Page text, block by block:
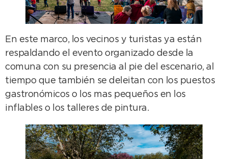
En este marco, los vecinos y turistas ya están
respaldando el evento organizado desde la
comuna con su presencia al pie del escenario, al
tiempo que también se deleitan con los puestos
gastronómicos o los mas pequeños en los
inflables o los talleres de pintura.